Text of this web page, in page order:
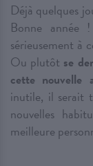
Déjà quelques
Bonne année
sérieusement à
Ou plutôt se
cette nouvelle
inutile, il serait
nouvelles
meilleure